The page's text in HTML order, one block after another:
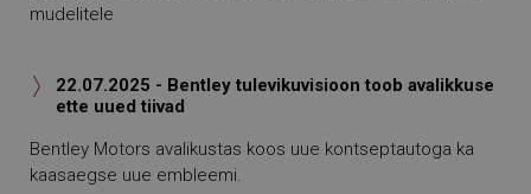
mudelitele

22.07.2025 - Bentley tulevikuvisioon toob avalikkuse
ette uued tiivad
Bentley Motors avalikustas koos uue kontseptautoga ka
kaasaegse uue embleemi.